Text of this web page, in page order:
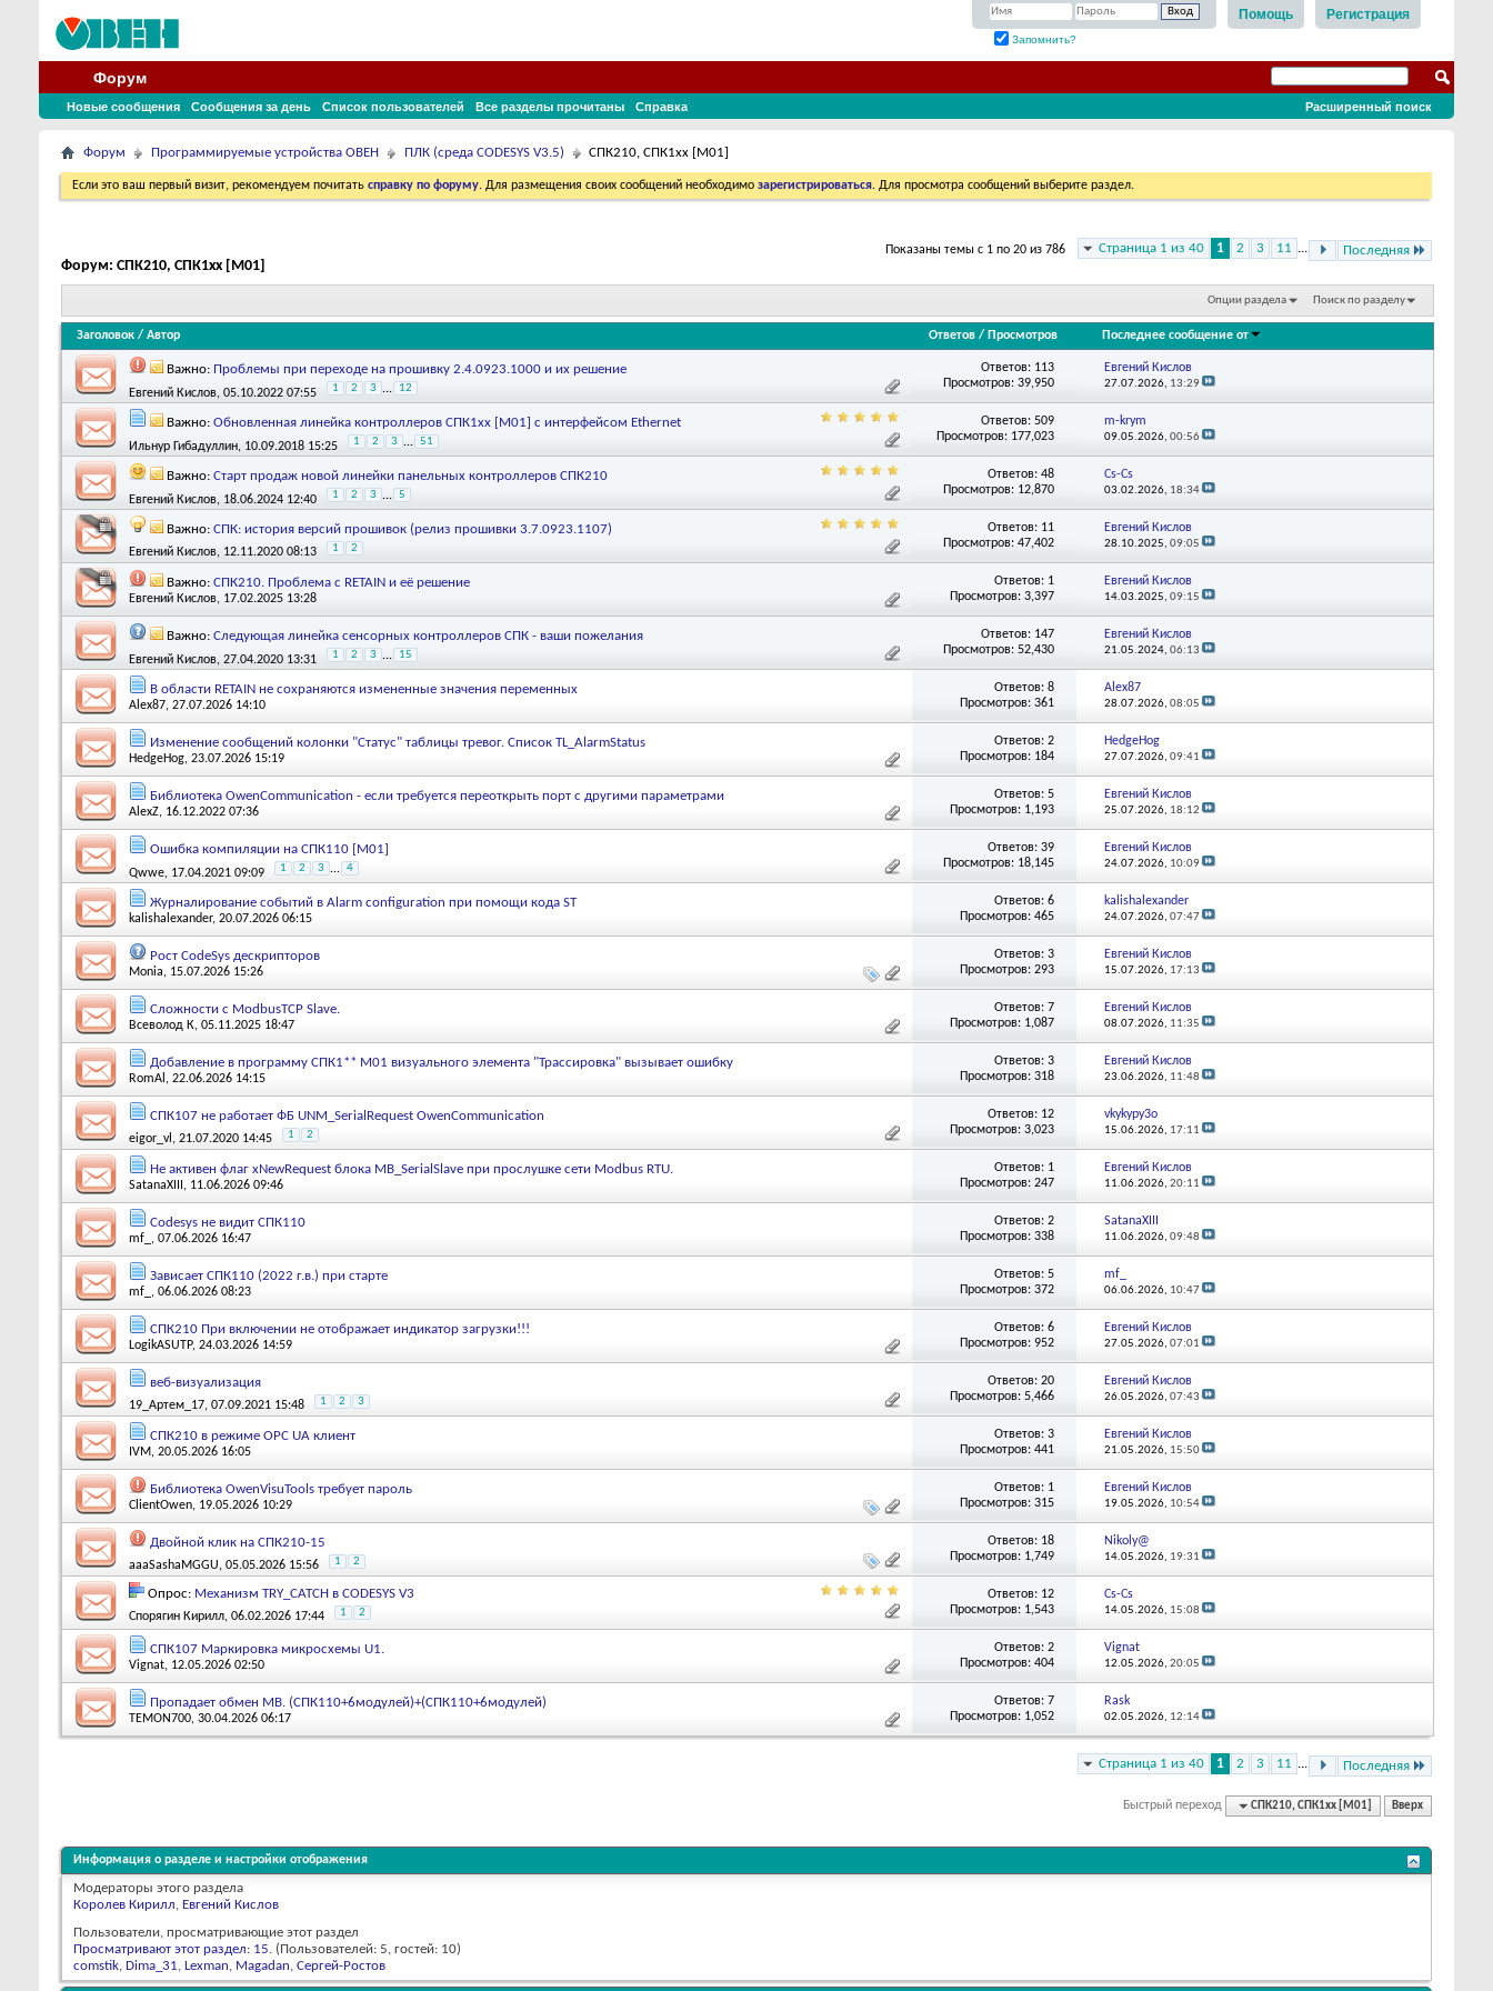
Регистрация
Помощь
Запомнить?
Форум
Новые сообщения Сообщения за день Список пользователей Все разделы прочитаны Справка Расширенный поиск
Форум Программируемые устройства ОВЕН ПЛК (среда CODESYS V3.5) СПК210, СПК1xx [М01]
Если это ваш первый визит, рекомендуем почитать справку по форуму. Для размещения своих сообщений необходимо зарегистрироваться. Для просмотра сообщений выберите раздел.
Страница 1 из 40 1 2 3 11 ... Последняя
Показаны темы с 1 по 20 из 786
Форум: СПК210, СПК1xx [М01]
Опции раздела Поиск по разделу
Заголовок / Автор Ответов / Просмотров Последнее сообщение от
Важно: Проблемы при переходе на прошивку 2.4.0923.1000 и их решение
Евгений Кислов, 05.10.2022 07:55 1 2 3 ... 12
Ответов: 113
Просмотров: 39,950
Евгений Кислов
27.07.2026, 13:29
Важно: Обновленная линейка контроллеров СПК1хх [M01] с интерфейсом Ethernet
Ильнур Гибадуллин, 10.09.2018 15:25 1 2 3 ... 51
Ответов: 509
Просмотров: 177,023
m-krym
09.05.2026, 00:56
Важно: Старт продаж новой линейки панельных контроллеров СПК210
Евгений Кислов, 18.06.2024 12:40 1 2 3 ... 5
Ответов: 48
Просмотров: 12,870
Cs-Cs
03.02.2026, 18:34
Важно: СПК: история версий прошивок (релиз прошивки 3.7.0923.1107)
Евгений Кислов, 12.11.2020 08:13 1 2
Ответов: 11
Просмотров: 47,402
Евгений Кислов
28.10.2025, 09:05
Важно: СПК210. Проблема с RETAIN и её решение
Евгений Кислов, 17.02.2025 13:28
Ответов: 1
Просмотров: 3,397
Евгений Кислов
14.03.2025, 09:15
Важно: Следующая линейка сенсорных контроллеров СПК - ваши пожелания
Евгений Кислов, 27.04.2020 13:31 1 2 3 ... 15
Ответов: 147
Просмотров: 52,430
Евгений Кислов
21.05.2024, 06:13
В области RETAIN не сохраняются измененные значения переменных
Alex87, 27.07.2026 14:10
Ответов: 8
Просмотров: 361
Alex87
28.07.2026, 08:05
Изменение сообщений колонки "Статус" таблицы тревог. Список TL_AlarmStatus
HedgeHog, 23.07.2026 15:19
Ответов: 2
Просмотров: 184
HedgeHog
27.07.2026, 09:41
Библиотека OwenCommunication - если требуется переоткрыть порт с другими параметрами
AlexZ, 16.12.2022 07:36
Ответов: 5
Просмотров: 1,193
Евгений Кислов
25.07.2026, 18:12
Ошибка компиляции на СПК110 [М01]
Qwwe, 17.04.2021 09:09 1 2 3 ... 4
Ответов: 39
Просмотров: 18,145
Евгений Кислов
24.07.2026, 10:09
Журналирование событий в Alarm configuration при помощи кода ST
kalishalexander, 20.07.2026 06:15
Ответов: 6
Просмотров: 465
kalishalexander
24.07.2026, 07:47
Рост CodeSys дескрипторов
Monia, 15.07.2026 15:26
Ответов: 3
Просмотров: 293
Евгений Кислов
15.07.2026, 17:13
Сложности с ModbusTCP Slave.
Всеволод К, 05.11.2025 18:47
Ответов: 7
Просмотров: 1,087
Евгений Кислов
08.07.2026, 11:35
Добавление в программу СПК1** М01 визуального элемента "Трассировка" вызывает ошибку
RomAl , 22.06.2026 14:15
Ответов: 3
Просмотров: 318
Евгений Кислов
23.06.2026, 11:48
СПК107 не работает ФБ UNM_SerialRequest OwenCommunication
eigor_vl , 21.07.2020 14:45 1 2
Ответов: 12
Просмотров: 3,023
vkykypy3o
15.06.2026, 17:11
Не активен флаг xNewRequest блока MB_SerialSlave при прослушке сети Modbus RTU.
SatanaXIII , 11.06.2026 09:46
Ответов: 1
Просмотров: 247
Евгений Кислов
11.06.2026, 20:11
Codesys не видит СПК110
mf_ , 07.06.2026 16:47
Ответов: 2
Просмотров: 338
SatanaXIII
11.06.2026, 09:48
Зависает СПК110 (2022 г.в.) при старте
mf_ , 06.06.2026 08:23
Ответов: 5
Просмотров: 372
mf_
06.06.2026, 10:47
СПК210 При включении не отображает индикатор загрузки!!!
LogikASUTP, 24.03.2026 14:59
Ответов: 6
Просмотров: 952
Евгений Кислов
27.05.2026, 07:01
веб-визуализация
19_Артем_17, 07.09.2021 15:48 1 2 3
Ответов: 20
Просмотров: 5,466
Евгений Кислов
26.05.2026, 07:43
СПК210 в режиме OPC UA клиент
IVM, 20.05.2026 16:05
Ответов: 3
Просмотров: 441
Евгений Кислов
21.05.2026, 15:50
Библиотека OwenVisuTools требует пароль
ClientOwen, 19.05.2026 10:29
Ответов: 1
Просмотров: 315
Евгений Кислов
19.05.2026, 10:54
Двойной клик на СПК210-15
aaaSashaMGGU, 05.05.2026 15:56 1 2
Ответов: 18
Просмотров: 1,749
Nikoly@
14.05.2026, 19:31
Опрос: Механизм TRY_CATCH в CODESYS V3
Спорягин Кирилл, 06.02.2026 17:44 1 2
Ответов: 12
Просмотров: 1,543
Cs-Cs
14.05.2026, 15:08
СПК107 Маркировка микросхемы U1.
Vignat, 12.05.2026 02:50
Ответов: 2
Просмотров: 404
Vignat
12.05.2026, 20:05
Пропадает обмен MB. (СПК110+6модулей)+(СПК110+6модулей)
TEMON700, 30.04.2026 06:17
Ответов: 7
Просмотров: 1,052
Rask
02.05.2026, 12:14
Страница 1 из 40 1 2 3 11 ... Последняя
Быстрый переход СПК210, СПК1xx [М01] Вверх
Информация о разделе и настройки отображения
Модераторы этого раздела
Королев Кирилл, Евгений Кислов
Пользователи, просматривающие этот раздел
Просматривают этот раздел: 15. (Пользователей: 5, гостей: 10)
comstik, Dima_31, Lexman, Magadan, Сергей-Ростов